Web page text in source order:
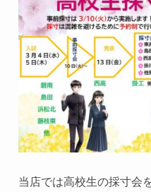
当店では高校生の採寸会